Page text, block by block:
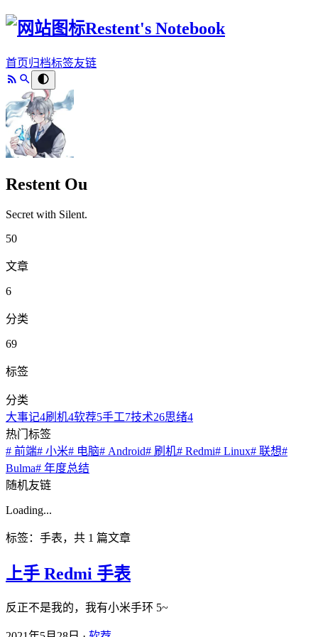
Restent's Notebook
首页归档标签友链
Restent Ou
Secret with Silent.
50
文章
6
分类
69
标签
分类
大事记4刷机4软荐5手工7技术26思绪4
热门标签
# 前端# 小米# 电脑# Android# 刷机# Redmi# Linux# 联想#
Bulma# 年度总结
随机友链
Loading...
标签：手表，共 1 篇文章
上手 Redmi 手表
反正不是我的，我有小米手环 5~